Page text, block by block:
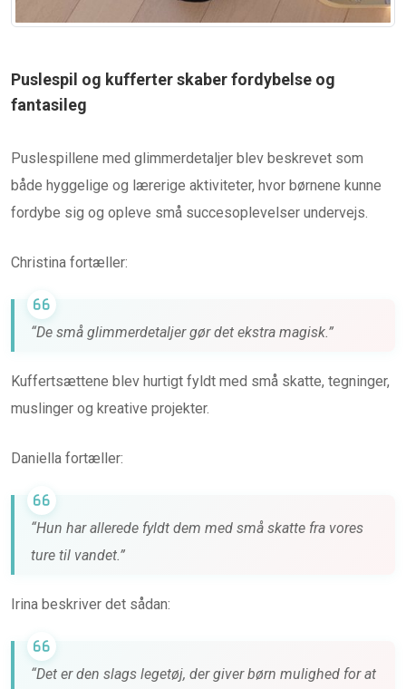
Puslespil og kufferter skaber fordybelse og
fantasileg
Puslespillene med glimmerdetaljer blev beskrevet som
både hyggelige og lærerige aktiviteter, hvor børnene kunne
fordybe sig og opleve små succesoplevelser undervejs.
Christina fortæller:
“De små glimmerdetaljer gør det ekstra magisk.”
Kuffertsættene blev hurtigt fyldt med små skatte, tegninger,
muslinger og kreative projekter.
Daniella fortæller:
“Hun har allerede fyldt dem med små skatte fra vores
ture til vandet.”
Irina beskriver det sådan:
“Det er den slags legetøj, der giver børn mulighed for at